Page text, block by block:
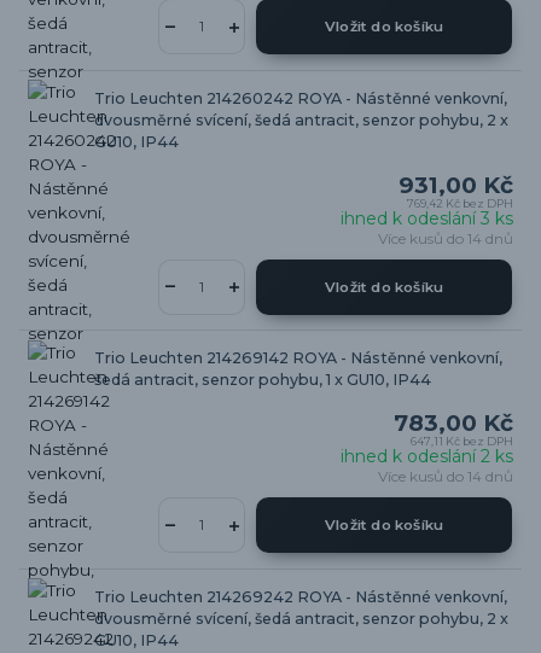
Vložit do košíku
Trio Leuchten 214260242 ROYA - Nástěnné venkovní,
dvousměrné svícení, šedá antracit, senzor pohybu, 2 x
GU10, IP44
931,00 Kč
769,42 Kč bez DPH
ihned k odeslání 3 ks
Více kusů do 14 dnů
Vložit do košíku
Trio Leuchten 214269142 ROYA - Nástěnné venkovní,
šedá antracit, senzor pohybu, 1 x GU10, IP44
783,00 Kč
647,11 Kč bez DPH
ihned k odeslání 2 ks
Více kusů do 14 dnů
Vložit do košíku
Trio Leuchten 214269242 ROYA - Nástěnné venkovní,
dvousměrné svícení, šedá antracit, senzor pohybu, 2 x
GU10, IP44